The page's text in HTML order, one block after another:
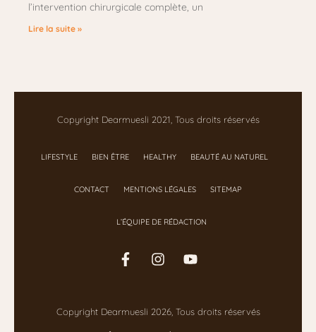
l’intervention chirurgicale complète, un
Lire la suite »
Copyright Dearmuesli 2021, Tous droits réservés
LIFESTYLE BIEN ÊTRE HEALTHY BEAUTÉ AU NATUREL
CONTACT MENTIONS LÉGALES SITEMAP
L’ÉQUIPE DE RÉDACTION
Copyright Dearmuesli 2026, Tous droits réservés